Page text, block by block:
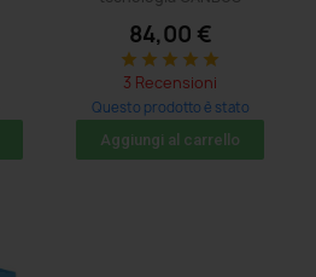
84,00 €
star star star star star
3 Recensioni
Questo prodotto è stato
acquistato: 5 volte
Aggiungi al carrello